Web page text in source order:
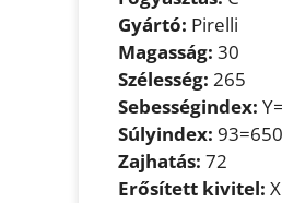
Gyártó: Pirelli
Magasság: 30
Szélesség: 265
Sebességindex:
Súlyindex:
Zajhatás: 72
Erősített kivitel: